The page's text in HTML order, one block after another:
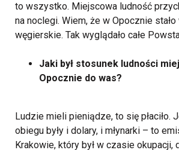
to wszystko. Miejscowa ludność
na noclegi. Wiem, że w Opocznie
węgierskie. Tak wyglądało całe
Jaki był stosunek ludności
Opocznie do was?
Ludzie mieli pieniądze, to się płaciło.
obiegu były i dolary, i młynarki – to
Krakowie, który był w czasie okupacji,